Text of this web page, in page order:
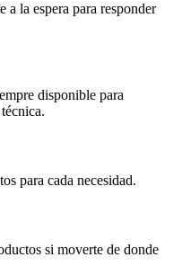
a la espera para responder
disponible para
para cada necesidad.
si moverte de donde